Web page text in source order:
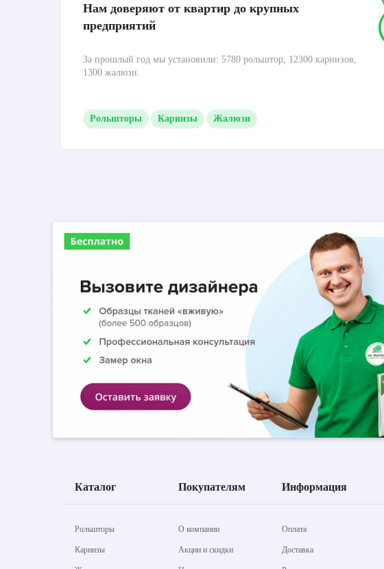
Нам доверяют от квартир до крупных
предприятий
За прошлый год мы установили: 5780 рольштор, 12300 карнизов,
1300 жалюзи.
Рольшторы Карнизы Жалюзи
Каталог Покупателям Информация
Рольшторы
Карнизы
О компании
Акции и скидки
Оплата
Доставка